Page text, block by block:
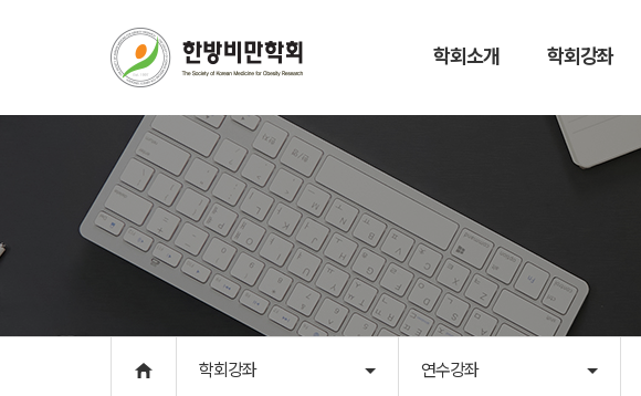
학회소개 학회강좌
학회소개
인사말
학회개요
학회연혁
학회조직
학회강좌
연수강좌
학술대회
학회앨범
학회일정
학회지
학회강좌 연수강좌